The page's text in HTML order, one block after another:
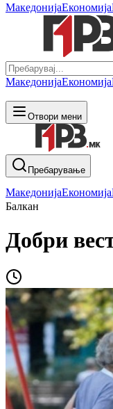
МакедонијаЕкономија
МакедонијаЕкономија
Отвори мени
Пребарување
МакедонијаЕкономија
Балкан
Добри